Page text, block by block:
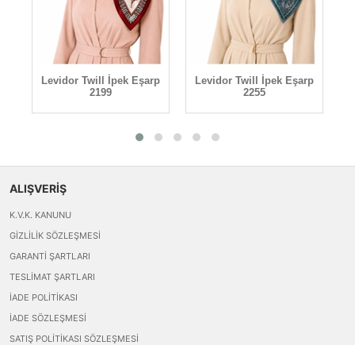
Levidor Twill İpek Eşarp
2199
Levidor Twill İpek Eşarp
2255
ALIŞVERİŞ
K.V.K. KANUNU
GIZLILIK SÖZLEŞMESI
GARANTI ŞARTLARI
TESLIMAT ŞARTLARI
İADE POLITIKASI
İADE SÖZLEŞMESI
SATIŞ POLITIKASI SÖZLEŞMESI